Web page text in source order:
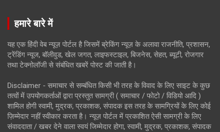
हमारे बारे में
यह एक हिंदी वेब न्यूज़ पोर्टल है जिसमें ब्रेकिंग न्यूज़ के अलावा राजनीति, प्रशासन,
ट्रेंडिंग न्यूज, बॉलीवुड, खेल जगत, लाइफस्टाइल, बिजनेस, सेहत, ब्यूटी, रोजगार
तथा टेक्नोलॉजी से संबंधित खबरें पोस्ट की जाती है।
Disclaimer - समाचार से सम्बंधित किसी भी तरह के विवाद के लिए साइट के कुछ
तत्वों में उपयोगकर्ताओं द्वारा प्रस्तुत सामग्री ( समाचार / फोटो / विडियो आदि )
शामिल होगी स्वामी, मुद्रक, प्रकाशक, संपादक इस तरह के सामग्रियों के लिए कोई
ज़िम्मेदार नहीं स्वीकार करता है। न्यूज़ पोर्टल में प्रकाशित ऐसी सामग्री के लिए
संवाददाता / खबर देने वाला स्वयं जिम्मेदार होगा, स्वामी, मुद्रक, प्रकाशक, संपादक